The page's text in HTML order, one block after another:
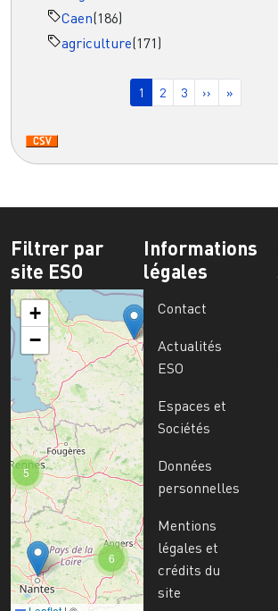
Caen(186)
agriculture(171)
Page courante
1 Page
2 Page
3 Page suivante
›› Dernière
»
Filtrer par
site ESO
6
5
+
−
Informations
légales
Contact
Actualités
ESO
Espaces et
Sociétés
Données
personnelles
Mentions
légales et
crédits du
site